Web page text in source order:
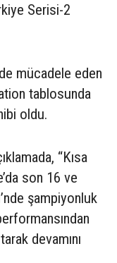
Serisi-2
mücadele eden
tablosunda
oldu.
“Kısa
son 16 ve
şampiyonluk
devamını